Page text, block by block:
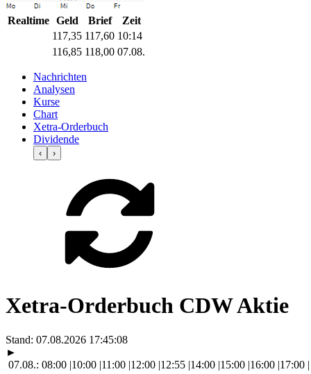
Realtime Geld Brief
Zeit
117,35 117,60 10:14
116,85 118,00 07.08.
Nachrichten
Analysen
Kurse
Chart
Xetra-Orderbuch
Dividende
‹ ›
Xetra-Orderbuch CDW Aktie
Stand: 07.08.2026 17:45:08
►
07.08.: 08:00 |10:00 |11:00 |12:00 |12:55 |14:00 |15:00 |16:00 |17:00 |